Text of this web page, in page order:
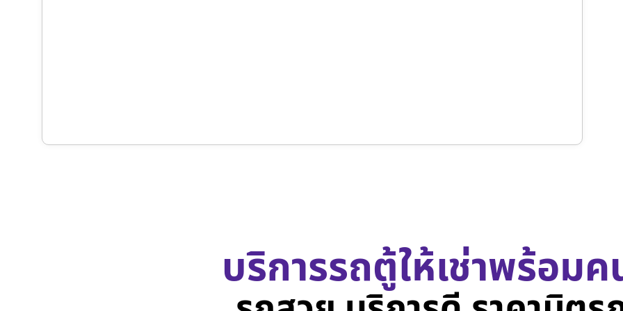
บริการรถตู้ให้เช่าพร้อม